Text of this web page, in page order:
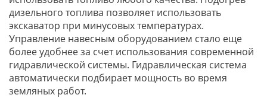
дизельного топлива позволяет использовать
экскаватор при минусовых температурах.
Управление навесным оборудованием стало еще
более удобнее за счет использования современной
гидравлической системы. Гидравлическая система
автоматически подбирает мощность во время
земляных работ.